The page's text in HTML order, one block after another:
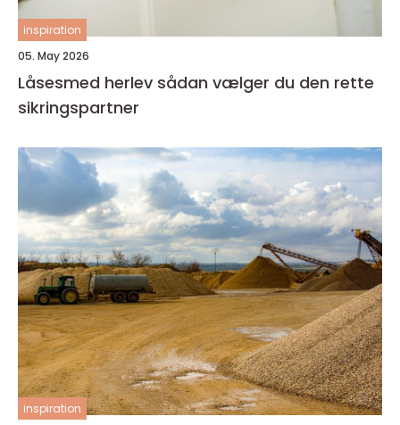
inspiration
05. May 2026
Låsesmed herlev sådan vælger du den rette
sikringspartner
inspiration